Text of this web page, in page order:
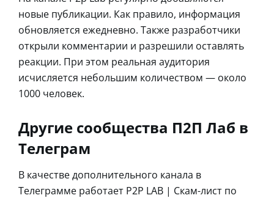
новые публикации. Как правило, информация
обновляется ежедневно. Также разработчики
открыли комментарии и разрешили оставлять
реакции. При этом реальная аудитория
исчисляется небольшим количеством — около
1000 человек.
Другие сообщества П2П Лаб в
Телеграм
В качестве дополнительного канала в
Телеграмме работает P2P LAB | Скам-лист по